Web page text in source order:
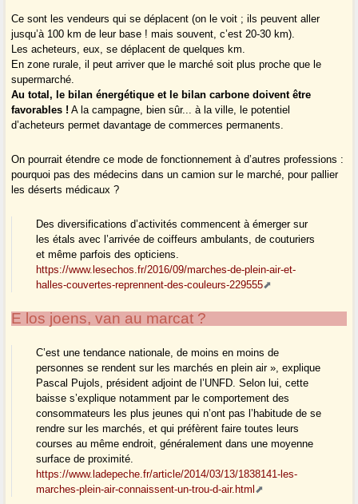
Ce sont les vendeurs qui se déplacent (on le voit ; ils peuvent aller
jusqu’à 100 km de leur base ! mais souvent, c’est 20-30 km).
Les acheteurs, eux, se déplacent de quelques km.
En zone rurale, il peut arriver que le marché soit plus proche que le
supermarché.
Au total, le bilan énergétique et le bilan carbone doivent être
favorables ! A la campagne, bien sûr... à la ville, le potentiel
d’acheteurs permet davantage de commerces permanents.
On pourrait étendre ce mode de fonctionnement à d’autres professions :
pourquoi pas des médecins dans un camion sur le marché, pour pallier
les déserts médicaux ?
Des diversifications d’activités commencent à émerger sur
les étals avec l’arrivée de coiffeurs ambulants, de couturiers
et même parfois des opticiens.
https://www.lesechos.fr/2016/09/marches-de-plein-air-et-
halles-couvertes-reprennent-des-couleurs-229555
E los joens, van au marcat ?
C’est une tendance nationale, de moins en moins de
personnes se rendent sur les marchés en plein air », explique
Pascal Pujols, président adjoint de l’UNFD. Selon lui, cette
baisse s’explique notamment par le comportement des
consommateurs les plus jeunes qui n’ont pas l’habitude de se
rendre sur les marchés, et qui préfèrent faire toutes leurs
courses au même endroit, généralement dans une moyenne
surface de proximité.
https://www.ladepeche.fr/article/2014/03/13/1838141-les-
marches-plein-air-connaissent-un-trou-d-air.html